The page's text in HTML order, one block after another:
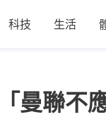
科技 生活
聯不應